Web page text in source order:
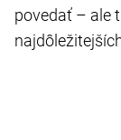
povedať – ale